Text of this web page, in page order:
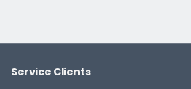
Service Clients